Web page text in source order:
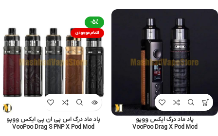
پاد ماد درگ ایکس ووپو
VooPoo Drag X Pod Mod
-5%
اتمام موجودی
پاد ماد درگ اس پی ان پی ایکس ووپو
VooPoo Drag S PNP X Pod Mod